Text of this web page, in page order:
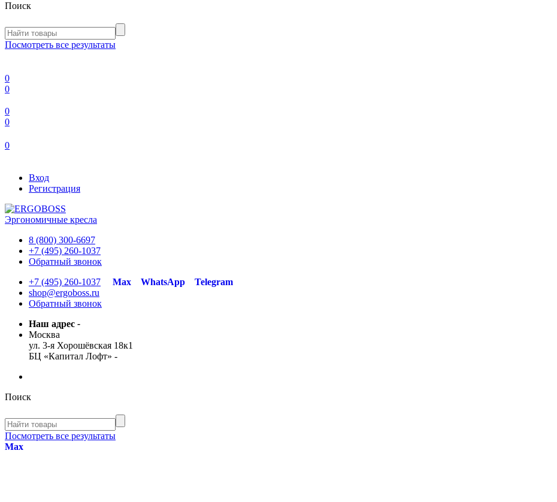
Поиск
Посмотреть все результаты
0
0
0
0
0
Вход
Регистрация
Эргономичные кресла
8 (800) 300-6697
+7 (495) 260-1037
Обратный звонок
+7 (495) 260-1037
Max WhatsApp
Telegram
shop@ergoboss.ru
Обратный звонок
Наш адрес -
Москва
ул. 3-я Хорошёвская 18к1
БЦ «Капитал Лофт» -
Поиск
Посмотреть все результаты
Max